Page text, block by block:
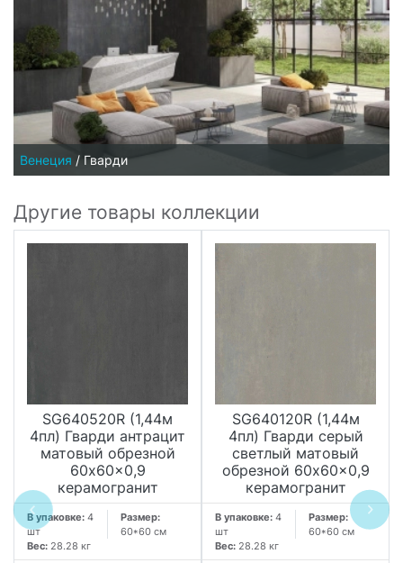
Венеция / Гварди
Другие товары коллекции
SG640520R (1,44м
4пл) Гварди антрацит
матовый обрезной
60x60x0,9
керамогранит
В упаковке: 4
шт
Размер:
60*60 см
Вес: 28.28 кг
SG640120R (1,44м
4пл) Гварди серый
светлый матовый
обрезной 60x60x0,9
керамогранит
В упаковке: 4
шт
Размер:
60*60 см
Вес: 28.28 кг